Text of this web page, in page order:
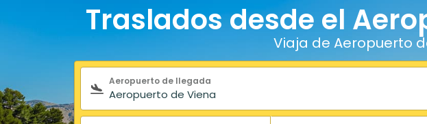
Traslados desde el
Viaja de Aeropuerto
Formulario de búsqueda
Aeropuerto de llegada